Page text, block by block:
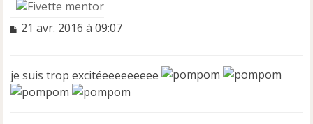
M
a
g
21 avr. 2016 à 09:07
je suis trop excitéeeeeeeeee